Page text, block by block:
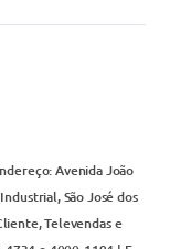
Avenida João
São José dos
Televendas e